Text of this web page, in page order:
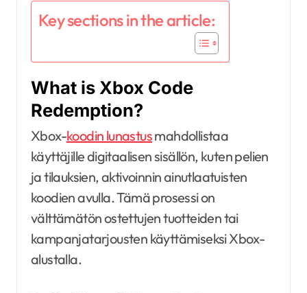
Key sections in the article:
What is Xbox Code
Redemption?
Xbox-koodin lunastusmahdollistaa
käyttäjille digitaalisen sisällön, kuten pelien
ja tilauksien, aktivoinnin ainutlaatuisten
koodien avulla. Tämä prosessi on
välttämätön ostettujen tuotteiden tai
kampanjatarjousten käyttämiseksi Xbox-
alustalla.